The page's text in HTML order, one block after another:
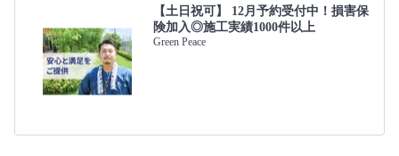
【土日祝可】 12月予約受付中！損害保
険加入◎施工実績1000件以上
Green Peace